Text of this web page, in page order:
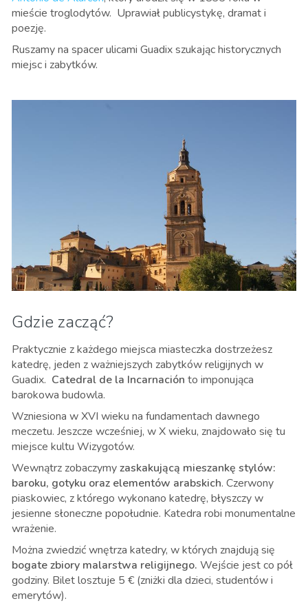
mieście troglodytów. Uprawiał publicystykę, dramat i
poezję.
Ruszamy na spacer ulicami Guadix szukając historycznych
miejsc i zabytków.
Gdzie zacząć?
Praktycznie z każdego miejsca miasteczka dostrzeżesz
katedrę, jeden z ważniejszych zabytków religijnych w
Guadix. Catedral de la Incarnación to imponująca
barokowa budowla.
Wzniesiona w XVI wieku na fundamentach dawnego
meczetu. Jeszcze wcześniej, w X wieku, znajdowało się tu
miejsce kultu Wizygotów.
Wewnątrz zobaczymyzaskakującą mieszankę stylów:
baroku, gotyku oraz elementów arabskich. Czerwony
piaskowiec, z którego wykonano katedrę, błyszczy w
jesienne słoneczne popołudnie. Katedra robi monumentalne
wrażenie.
Można zwiedzić wnętrza katedry, w których znajdują się
bogate zbiory malarstwa religijnego. Wejście jest co pół
godziny. Bilet losztuje 5 € (zniżki dla dzieci, studentów i
emerytów).